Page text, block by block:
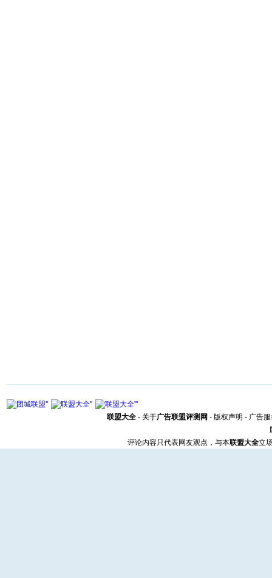
联盟大全 - 关于广告联盟评测网 - 版权声明 - 广告
评论内容只代表网友观点，与本联盟大全立